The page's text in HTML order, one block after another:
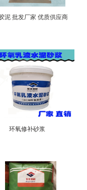
泥 批发厂家 优质供应商
环氧修补砂浆